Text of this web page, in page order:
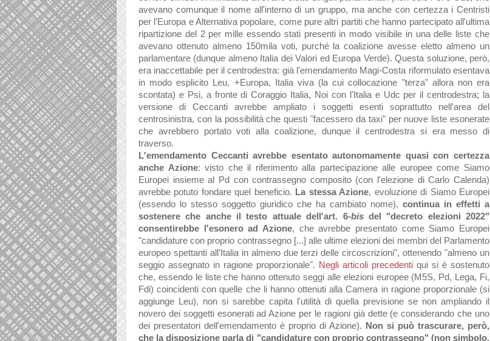
avevano comunque il nome all'interno di un gruppo, ma anche con certezza i Centristi
per l'Europa e Alternativa popolare, come pure altri partiti che hanno partecipato all'ultima
ripartizione del 2 per mille essendo stati presenti in modo visibile in una delle liste che
avevano ottenuto almeno 150mila voti, purché la coalizione avesse eletto almeno un
parlamentare (dunque almeno Italia dei Valori ed Europa Verde). Questa soluzione, però,
era inaccettabile per il centrodestra: già l'emendamento Magi-Costa riformulato esentava
in modo esplicito Leu, +Europa,
Italia viva (la cui collocazione "terza" allora non era
scontata) e Psi, a fronte di Coraggio Italia, Noi con l'Italia e Udc per il centrodestra; la
versione di Ceccanti avrebbe ampliato i soggetti esenti soprattutto nell'area del
centrosinistra, con la possibilità che questi "facessero da taxi" per nuove liste esonerate
che avrebbero portato voti alla coalizione, dunque il centrodestra si era messo di
traverso.
L'emendamento Ceccanti avrebbe esentato autonomamente quasi con certezza
anche Azione: visto che il riferimento alla partecipazione alle europee come Siamo
Europei insieme al Pd con contrassegno composito (con l'elezione di Carlo Calenda)
avrebbe potuto fondare quel beneficio. La stessa Azione, evoluzione di Siamo Europei
(essendo lo stesso soggetto giuridico che ha cambiato nome), continua in effetti a
sostenere che anche il testo attuale dell'art. 6-bisdel "decreto elezioni 2022"
consentirebbe l'esonero ad Azione, che avrebbe presentato come Siamo Europei
"candidature con proprio contrassegno [...] alle ultime elezioni dei membri del Parlamento
europeo spettanti all'Italia in almeno due terzi delle circoscrizioni", ottenendo "almeno un
seggio assegnato in ragione proporzionale". Negli articoli precedenti qui si è sostenuto
che, essendo le liste che hanno ottenuto seggi alle elezioni europee (M5S, Pd, Lega, Fi,
Fdi)coincidenti con quelle che li hanno ottenuti alla Camera in ragione proporzionale (si
aggiunge Leu), non si sarebbe capita l'utilità di quella previsione se non ampliando il
novero dei soggetti esonerati ad Azione per le ragioni già dette (e considerando che uno
dei presentatori dell'emendamento è proprio di Azione).
Non si può trascurare, però,
che la disposizione parla di "candidature con proprio contrassegno" (non simbolo,